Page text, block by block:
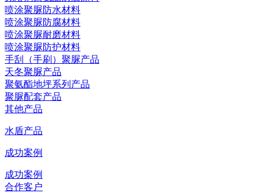
喷涂聚脲防水材料
喷涂聚脲防腐材料
喷涂聚脲耐磨材料
喷涂聚脲防护材料
手刮（手刷）聚脲产品
天冬聚脲产品
聚氨酯地坪系列产品
聚脲配套产品
其他产品
水盾产品
成功案例
成功案例
合作客户